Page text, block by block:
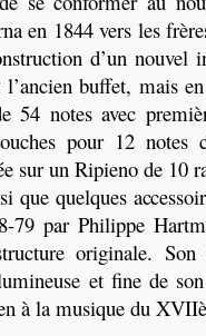
en 1844 vers les
d’un
buffet, mais
54 notes avec
pour 12 notes
sur un Ripieno de 10
que quelques
79 par Philippe
originale.
et fine de
à la musique du